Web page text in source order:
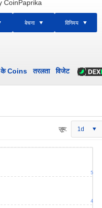
CoinPaprika
बेचना विनिमय
के Coins तरलता विजेट
ज़ूम: 1d
4
5